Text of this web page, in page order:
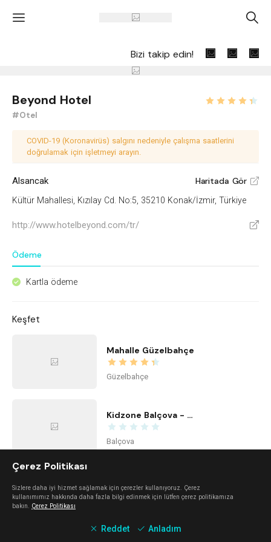
' A
Bizi takip edin!
Beyond Hotel
#Otel
COVID-19 (Koronavirüs) salgını nedeniyle çalışma saatlerini
doğrulamak için işletmeyi arayın.
Alsancak Haritada Gör V
Kültür Mahallesi, Kızılay Cd. No:5, 35210 Konak/İzmir, Türkiye
http://www.hotelbeyond.com/tr/ V
Ödeme
^ Kartla ödeme
Keşfet
Mahalle Güzelbahçe
Güzelbahçe
Kidzone Balçova - Çocuk Gelişim ve Aktivite Merkezi
Balçova
Çerez Politikası
Sizlere daha iyi hizmet sağlamak için çerezler kullanıyoruz. Çerez
kullanımımız hakkında daha fazla bilgi edinmek için lütfen çerez politikamıza
bakın. Çerez Politikası
Reddet Anladım